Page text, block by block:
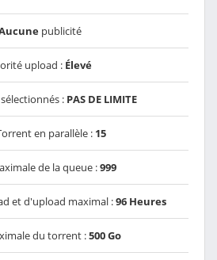
publicité
upload : Élevé
: PAS DE LIMITE
en parallèle : 15
de la queue :999
et d'upload maximal :96 Heures
du torrent :500 Go